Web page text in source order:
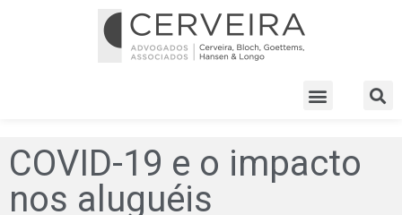
COVID-19 e o impacto
nos aluguéis